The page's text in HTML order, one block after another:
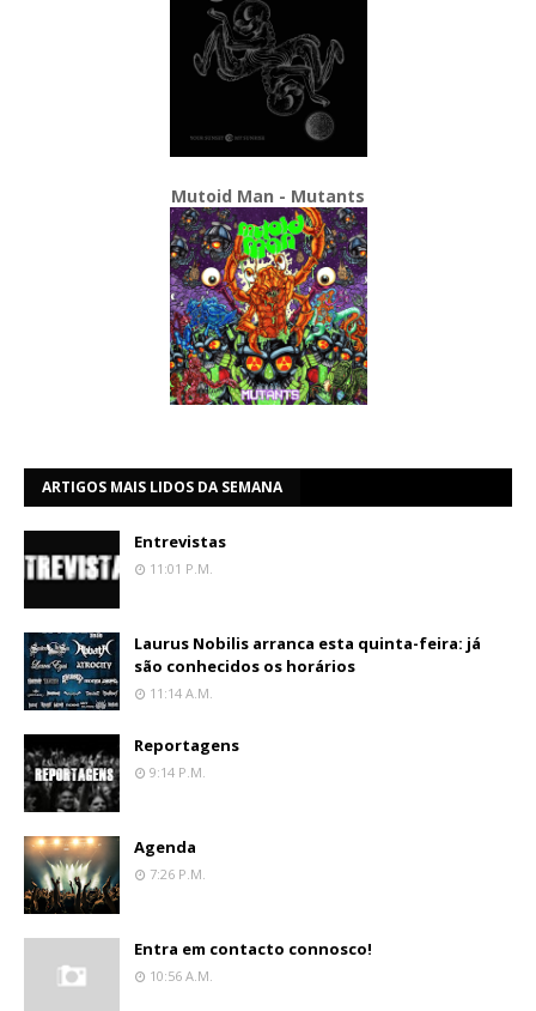
Mutoid Man - Mutants
ARTIGOS MAIS LIDOS DA SEMANA
Entrevistas
11:01 P.m.
Laurus Nobilis arranca esta quinta-feira: já
são conhecidos os horários
11:14 A.m.
Reportagens
9:14 P.m.
Agenda
7:26 P.m.
Entra em contacto connosco!
10:56 A.m.